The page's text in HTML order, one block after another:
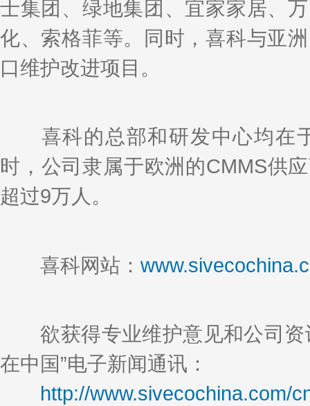
士集团、绿地集团、宜家家居、
化、索格菲等。同时，喜科与亚
口维护改进项目。
喜科的总部和研发中心均在
时，公司隶属于欧洲的CMMS供
超过9万人。
喜科网站：
欲获得专业维护意见和公司资
在中国”电子新闻通讯：
http://www.sivecochina.com/